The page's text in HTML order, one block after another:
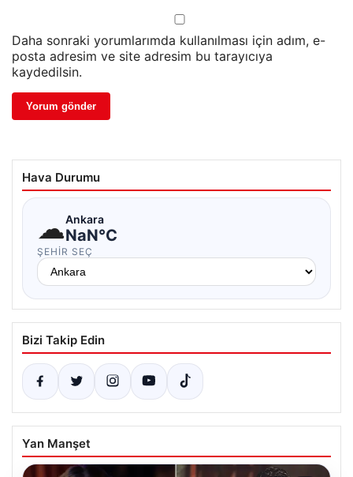
Daha sonraki yorumlarımda kullanılması için adım, e-
posta adresim ve site adresim bu tarayıcıya
kaydedilsin.
Hava Durumu
☁Ankara
NaN°C
ŞEHIR SEÇ
Bizi Takip Edin
Yan Manşet